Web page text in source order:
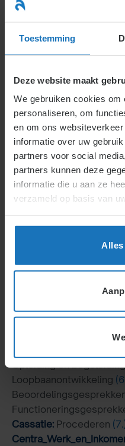
Toestemming
Deze website maakt
We gebruiken cookies
personaliseren, om
en om ons
informatie over uw
partners voor social
partners kunnen deze
informatie die u aan ze
verzameld op basis van
naar
inhoud
Cafetaria cao:
(6.3.8.1.)
(1.5.)
afwezigheid om reden
Opleiding en
Loopbaanontwikkeling
Cassatie: Procederen